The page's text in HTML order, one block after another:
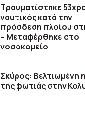
Τραυματίστηκε
ναυτικός κατά την
πρόσδεση πλοίου
– Μεταφέρθηκε στο
νοσοκομείο
Σκύρος: Βελτιωμένη
της φωτιάς στην